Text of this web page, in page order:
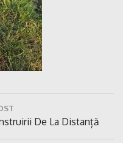
De La Distanță